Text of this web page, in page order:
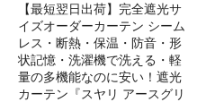
【最短翌日出荷】完全遮光サ
イズオーダーカーテン シーム
レス・断熱・保温・防音・形
状記憶・洗濯機で洗える・軽
量の多機能なのに安い！遮光
カーテン『スヤリ アースグリ